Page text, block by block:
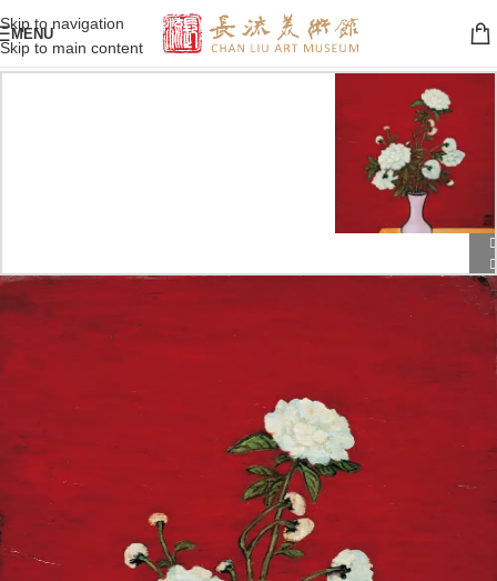
Skip to navigation
Skip to main content
MENU